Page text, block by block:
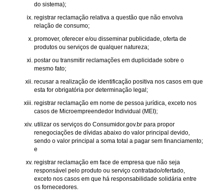
do sistema);
registrar reclamação relativa a questão que não envolva
relação de consumo;
promover, oferecer e/ou disseminar publicidade, oferta de
produtos ou serviços de qualquer natureza;
postar ou transmitir reclamações em duplicidade sobre o
mesmo fato;
recusar a realização de identificação positiva nos casos em que
esta for obrigatória por determinação legal;
registrar reclamação em nome de pessoa jurídica, exceto nos
casos de Microempreendedor Individual (MEI);
utilizar os serviços do Consumidor.gov.br para propor
renegociações de dívidas abaixo do valor principal devido,
sendo o valor principal a soma total a pagar sem financiamento;
e
registrar reclamação em face de empresa que não seja
responsável pelo produto ou serviço contratado/ofertado,
exceto nos casos em que há responsabilidade solidária entre
os fornecedores.